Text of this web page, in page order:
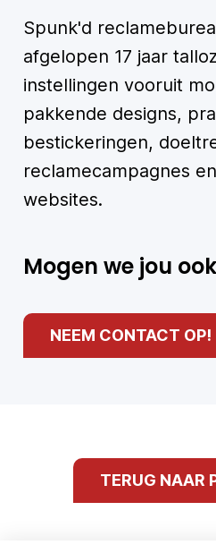
Spunk'd
afgelopen 17 jaar
instellingen vooruit
pakkende designs,
bestickeringen,
reclamecampagnes
websites.
Mogen we jou
NEEM CONTACT OP!
TERUG NAAR